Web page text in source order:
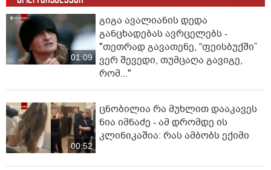
01:09
გიგა ავალიანის დედა
განცხადებას ავრცელებს -
"თეთრად გავათენე, “ფეისბუქში”
ვერ შევედი, თუმცაღა გავიგე,
რომ..."
00:52
ცნობილია რა მუხლით დააკავეს
ნია იმნაძე - ამ დრომდე ის
კლინიკაშია: რას ამბობს ექიმი